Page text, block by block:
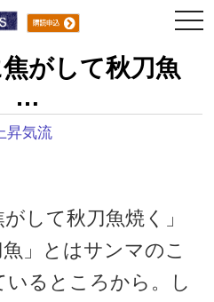
焦がして秋刀魚
…
昇気流
して秋刀魚焼く」
魚」とはサンマのこ
いるところから。し